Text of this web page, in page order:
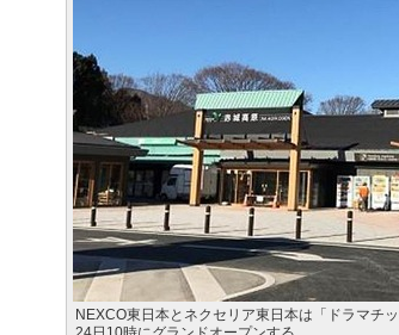
NEXCO東日本とネクセリア東日本は「ドラマチ